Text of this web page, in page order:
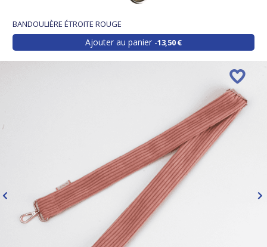
BANDOULIÈRE ÉTROITE ROUGE
Ajouter au panier 13,50 €